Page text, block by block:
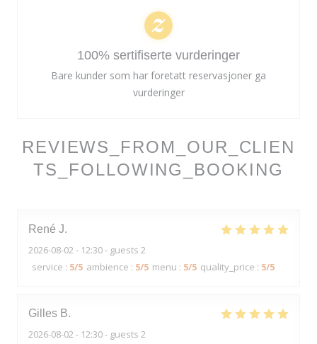
REVIEWS_FROM_OUR_CLIEN
TS_FOLLOWING_BOOKING
René J
2026-08-02 - 12:30 - guests 2
service : 5/5 ambience : 5/5 menu : 5/5 quality_price : 5/5
Gilles B
2026-08-02 - 12:30 - guests 2
100% sertifiserte vurderinger
Bare kunder som har foretatt reservasjoner ga
vurderinger